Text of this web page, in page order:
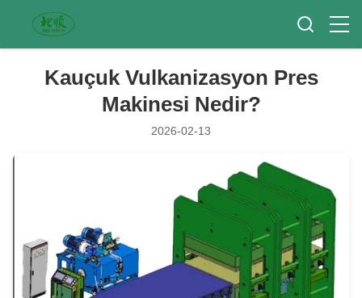
Kauçuk Vulkanizasyon Pres
Makinesi Nedir?
2026-02-13